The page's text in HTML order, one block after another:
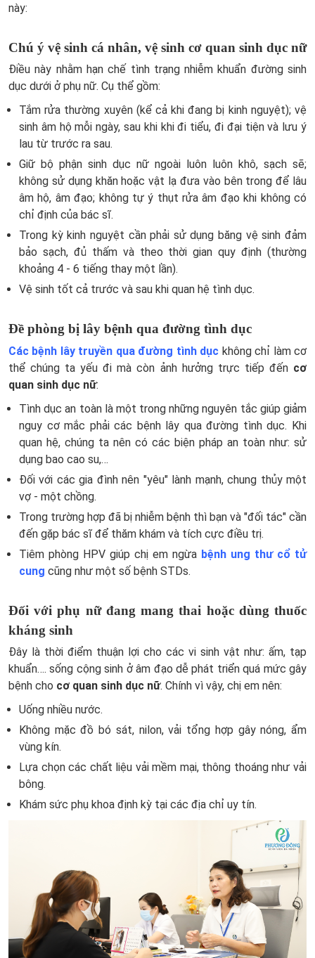
này:
Chú ý vệ sinh cá nhân, vệ sinh cơ quan sinh dục nữ
Điều này nhằm hạn chế tình trạng nhiễm khuẩn đường sinh
dục dưới ở phụ nữ. Cụ thể gồm:
Tắm rửa thường xuyên (kể cả khi đang bị kinh nguyệt); vệ
sinh âm hộ mỗi ngày, sau khi khi đi tiểu, đi đại tiện và lưu ý
lau từ trước ra sau.
Giữ bộ phận sinh dục nữ ngoài luôn luôn khô, sạch sẽ;
không sử dụng khăn hoặc vật lạ đưa vào bên trong để lâu
âm hộ, âm đạo; không tự ý thụt rửa âm đạo khi không có
chỉ định của bác sĩ.
Trong kỳ kinh nguyệt cần phải sử dụng băng vệ sinh đảm
bảo sạch, đủ thấm và theo thời gian quy định (thường
khoảng 4 - 6 tiếng thay một lần).
Vệ sinh tốt cả trước và sau khi quan hệ tình dục.
Đề phòng bị lây bệnh qua đường tình dục
Các bệnh lây truyền qua đường tình dục không chỉ làm cơ
thể chúng ta yếu đi mà còn ảnh hưởng trực tiếp đến cơ
quan sinh dục nữ:
Tình dục an toàn là một trong những nguyên tắc giúp giảm
nguy cơ mắc phải các bệnh lây qua đường tình dục. Khi
quan hệ, chúng ta nên có các biện pháp an toàn như: sử
dụng bao cao su,…
Đối với các gia đình nên "yêu" lành mạnh, chung thủy một
vợ - một chồng.
Trong trường hợp đã bị nhiễm bệnh thì bạn và "đối tác" cần
đến gặp bác sĩ để thăm khám và tích cực điều trị.
Tiêm phòng HPV giúp chị em ngừa bệnh ung thư cổ tử
cung cũng như một số bệnh STDs.
Đối với phụ nữ đang mang thai hoặc dùng thuốc
kháng sinh
Đây là thời điểm thuận lợi cho các vi sinh vật như: ấm, tạp
khuẩn…. sống cộng sinh ở âm đạo dễ phát triển quá mức gây
bệnh cho cơ quan sinh dục nữ. Chính vì vậy, chị em nên:
Uống nhiều nước.
Không mặc đồ bó sát, nilon, vải tổng hợp gây nóng, ẩm
vùng kín.
Lựa chọn các chất liệu vải mềm mại, thông thoáng như vải
bông.
Khám sức phụ khoa định kỳ tại các địa chỉ uy tín.